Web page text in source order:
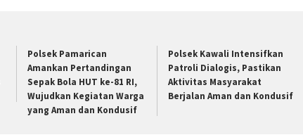
Polsek Pamarican
Amankan Pertandingan
Sepak Bola HUT ke-81 RI,
Wujudkan Kegiatan Warga
yang Aman dan Kondusif
Polsek Kawali Intensifkan
Patroli Dialogis, Pastikan
Aktivitas Masyarakat
Berjalan Aman dan Kondusif